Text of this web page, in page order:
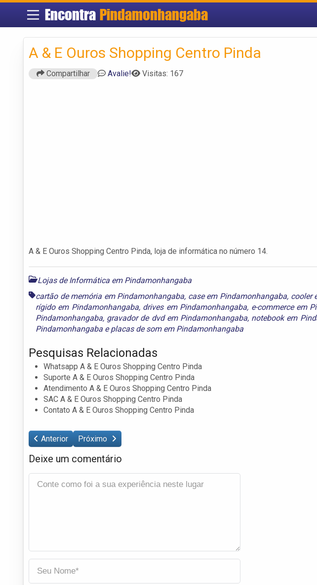
Encontra Pindamonhangaba
A & E Ouros Shopping Centro Pinda
Compartilhar Avalie! Visitas: 167
A & E Ouros Shopping Centro Pinda, loja de informática no número 14.
Lojas de Informática em Pindamonhangaba
cartão de memória em Pindamonhangaba, case em Pindamonhangaba, cooler
rígido em Pindamonhangaba, drives em Pindamonhangaba, e-commerce em
Pindamonhangaba, gravador de dvd em Pindamonhangaba, notebook em
Pindamonhangaba eplacas de som em Pindamonhangaba
Pesquisas Relacionadas
Whatsapp A & E Ouros Shopping Centro Pinda
Suporte A & E Ouros Shopping Centro Pinda
Atendimento A & E Ouros Shopping Centro Pinda
SAC A & E Ouros Shopping Centro Pinda
Contato A & E Ouros Shopping Centro Pinda
Anterior Próximo
Deixe um comentário